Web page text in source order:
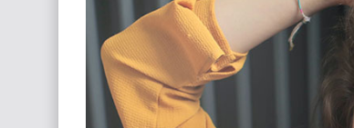
Guía definitiva para buscar trabajo